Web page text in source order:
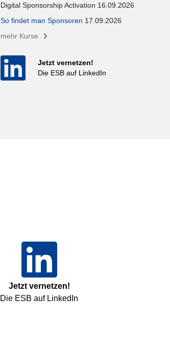
Digital Sponsorship Activation 16.09.2026
So findet man Sponsoren 17.09.2026
mehr Kurse
Jetzt vernetzen!
Die ESB auf LinkedIn
Jetzt vernetzen!
Die ESB auf LinkedIn